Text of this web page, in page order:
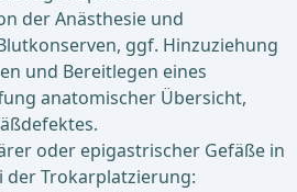
der Anästhesie und
ggf. Hinzuziehung
und Bereitlegen eines
anatomischer Übersicht,
oder epigastrischer Gefäße in
der Trokarplatzierung: